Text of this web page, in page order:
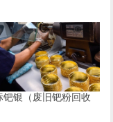
钯银（废旧钯粉回收